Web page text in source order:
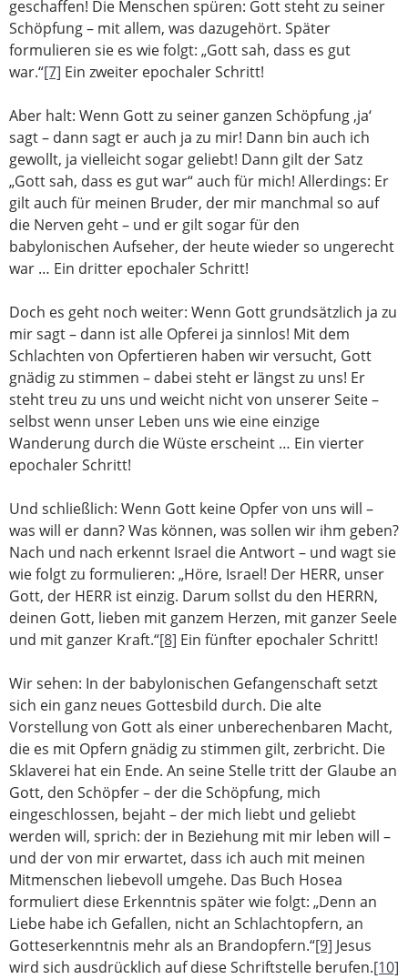
geschaffen! Die Menschen spüren: Gott steht zu seiner
Schöpfung – mit allem, was dazugehört. Später
formulieren sie es wie folgt: „Gott sah, dass es gut
war.“[7] Ein zweiter epochaler Schritt!
Aber halt: Wenn Gott zu seiner ganzen Schöpfung ‚ja‘
sagt – dann sagt er auch ja zu mir! Dann bin auch ich
gewollt, ja vielleicht sogar geliebt! Dann gilt der Satz
„Gott sah, dass es gut war“ auch für mich! Allerdings: Er
gilt auch für meinen Bruder, der mir manchmal so auf
die Nerven geht – und er gilt sogar für den
babylonischen Aufseher, der heute wieder so ungerecht
war … Ein dritter epochaler Schritt!
Doch es geht noch weiter: Wenn Gott grundsätzlich ja zu
mir sagt – dann ist alle Opferei ja sinnlos! Mit dem
Schlachten von Opfertieren haben wir versucht, Gott
gnädig zu stimmen – dabei steht er längst zu uns! Er
steht treu zu uns und weicht nicht von unserer Seite –
selbst wenn unser Leben uns wie eine einzige
Wanderung durch die Wüste erscheint … Ein vierter
epochaler Schritt!
Und schließlich: Wenn Gott keine Opfer von uns will –
was will er dann? Was können, was sollen wir ihm geben?
Nach und nach erkennt Israel die Antwort – und wagt sie
wie folgt zu formulieren: „Höre, Israel! Der HERR, unser
Gott, der HERR ist einzig. Darum sollst du den HERRN,
deinen Gott, lieben mit ganzem Herzen, mit ganzer Seele
und mit ganzer Kraft.“[8] Ein fünfter epochaler Schritt!
Wir sehen: In der babylonischen Gefangenschaft setzt
sich ein ganz neues Gottesbild durch. Die alte
Vorstellung von Gott als einer unberechenbaren Macht,
die es mit Opfern gnädig zu stimmen gilt, zerbricht. Die
Sklaverei hat ein Ende. An seine Stelle tritt der Glaube an
Gott, den Schöpfer – der die Schöpfung, mich
eingeschlossen, bejaht – der mich liebt und geliebt
werden will, sprich: der in Beziehung mit mir leben will –
und der von mir erwartet, dass ich auch mit meinen
Mitmenschen liebevoll umgehe. Das Buch Hosea
formuliert diese Erkenntnis später wie folgt: „Denn an
Liebe habe ich Gefallen, nicht an Schlachtopfern, an
Gotteserkenntnis mehr als an Brandopfern.“[9] Jesus
wird sich ausdrücklich auf diese Schriftstelle berufen.[10]